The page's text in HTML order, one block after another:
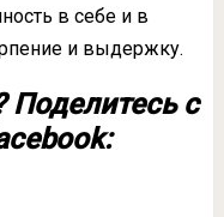
в себе и в
и выдержку.
Поделитесь с